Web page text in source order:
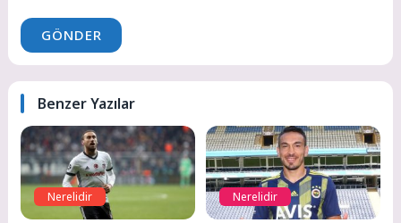
GÖNDER
Benzer Yazılar
Nerelidir Nerelidir